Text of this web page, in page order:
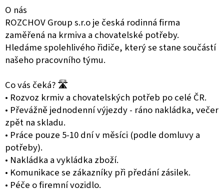
O nás
ROZCHOV Group s.r.o je česká rodinná firma
zaměřená na krmiva a chovatelské potřeby.
Hledáme spolehlivého řidiče, který se stane součástí
našeho pracovního týmu.
Co vás čeká? 🛣️
• Rozvoz krmiv a chovatelských potřeb po celé ČR.
• Převážně jednodenní výjezdy - ráno nakládka, večer
zpět na skladu.
• Práce pouze 5-10 dní v měsíci (podle domluvy a
potřeby).
• Nakládka a vykládka zboží.
• Komunikace se zákazníky při předání zásilek.
• Péče o firemní vozidlo.